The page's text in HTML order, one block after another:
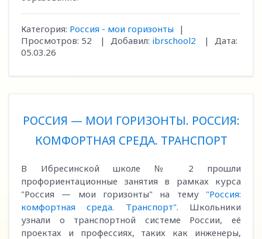
Категория: Россия - мои горизонты
|
Просмотров: 52 | Добавил: ibrschool2 |
Дата:
05.03.26
РОССИЯ — МОИ ГОРИЗОНТЫ. РОССИЯ:
КОМФОРТНАЯ СРЕДА. ТРАНСПОРТ
В Ибресинской школе № 2 прошли
профориентационные занятия в рамках курса
"Россия — мои горизонты" на тему "Россия:
комфортная среда. Транспорт". Школьники
узнали о транспортной системе России, её
проектах и профессиях, таких как инженеры,